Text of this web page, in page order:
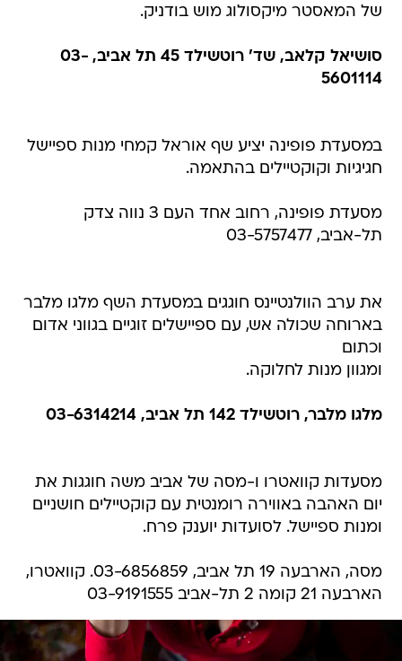
של המאסטר מיקסולוג מוש בודניק.
סושיאל קלאב, שד' רוטשילד 45 תל אביב, 03-
5601114
במסעדת פופינה יציע שף אוראל קמחי מנות ספיישל
חגיגיות וקוקטיילים בהתאמה.
מסעדת פופינה, רחוב אחד העם 3 נווה צדק
תל-אביב, 03-5757477
את ערב הוולנטיינס חוגגים במסעדת השף מלגו מלבר
בארוחה שכולה אש, עם ספיישלים זוגיים בגווני אדום
וכתום
ומגוון מנות לחלוקה.
מלגו מלבר, רוטשילד 142 תל אביב, 03-6314214
מסעדות קוואטרו ו-מסה של אביב משה חוגגות את
יום האהבה באווירה רומנטית עם קוקטיילים חושניים
ומנות ספיישל. לסועדות יוענק פרח.
מסה, הארבעה 19 תל אביב, 03-6856859. קוואטרו,
הארבעה 21 קומה 2 תל-אביב 03-9191555